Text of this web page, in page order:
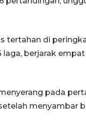
tertahan di
laga, berjarak
pada
menyambar